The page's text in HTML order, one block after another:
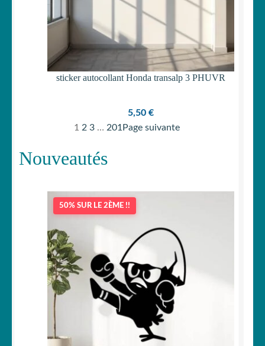
sticker autocollant Honda transalp 3 PHUVR
5,50 €
1 2 3 … 201Page suivante
Nouveautés
50% SUR LE 2ÈME !!